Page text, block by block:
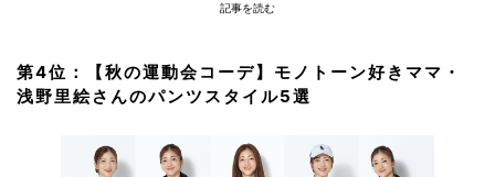
記事を読む
第4位：【秋の運動会コーデ】モノトーン好きママ・
浅野里絵さんのパンツスタイル5選